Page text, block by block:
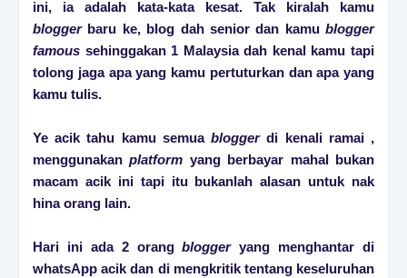
ini, ia adalah kata-kata kesat. Tak kiralah kamu
bloggerbaru ke, blog dah senior dan kamu blogger
famous sehinggakan 1 Malaysia dah kenal kamu tapi
tolong jaga apa yang kamu pertuturkan dan apa yang
kamu tulis.
Ye acik tahu kamu semuabloggerdi kenali ramai ,
menggunakanplatform yang berbayar mahal bukan
macam acik ini tapi itu bukanlah alasan untuk nak
hina orang lain.
Hari ini ada 2 orangbloggeryang menghantar di
whatsApp acik dan di mengkritik tentang keseluruhan